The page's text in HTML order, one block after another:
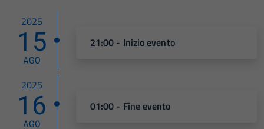
2025
15
AGO
21:00 - Inizio evento
2025
16
AGO
01:00 - Fine evento